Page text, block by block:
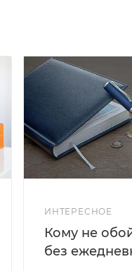
ИНТЕРЕСНОЕ
Кому не
без